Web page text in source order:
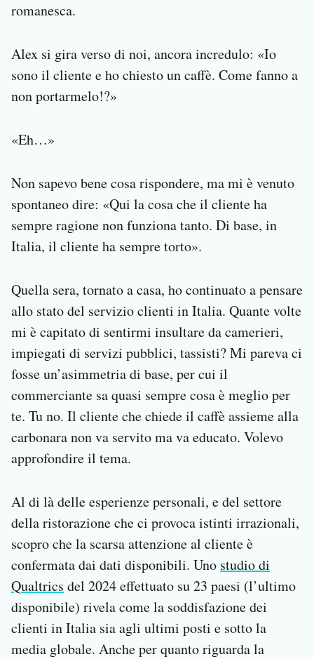
romanesca.
Alex si gira verso di noi, ancora incredulo: «Io
sono il cliente e ho chiesto un caffè. Come fanno a
non portarmelo!?»
«Eh…»
Non sapevo bene cosa rispondere, ma mi è venuto
spontaneo dire: «Qui la cosa che il cliente ha
sempre ragione non funziona tanto. Di base, in
Italia, il cliente ha sempre torto».
Quella sera, tornato a casa, ho continuato a pensare
allo stato del servizio clienti in Italia. Quante volte
mi è capitato di sentirmi insultare da camerieri,
impiegati di servizi pubblici, tassisti? Mi pareva ci
fosse un’asimmetria di base, per cui il
commerciante sa quasi sempre cosa è meglio per
te. Tu no. Il cliente che chiede il caffè assieme alla
carbonara non va servito ma va educato. Volevo
approfondire il tema.
Al di là delle esperienze personali, e del settore
della ristorazione che ci provoca istinti irrazionali,
scopro che la scarsa attenzione al cliente è
confermata dai dati disponibili. Uno studio di
Qualtrics del 2024 effettuato su 23 paesi (l’ultimo
disponibile) rivela come la soddisfazione dei
clienti in Italia sia agli ultimi posti e sotto la
media globale. Anche per quanto riguarda la